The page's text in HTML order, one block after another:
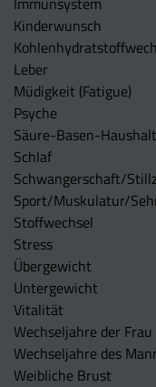
Kinderwunsch
Leber
Müdigkeit (Fatigue)
Psyche
Säure-Basen-Haushalt
Schlaf
Schwangerschaft/
Sport/Muskulatur/
Stoffwechsel
Stress
Übergewicht
Untergewicht
Vitalität
Wechseljahre der Frau
Wechseljahre des
Weibliche Brust